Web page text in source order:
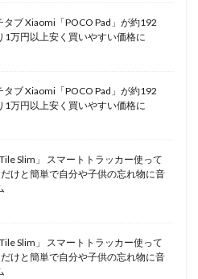
ブ Xiaomi「POCO Pad」が約192
1万円以上安く買いやすい価格に
ブ Xiaomi「POCO Pad」が約192
1万円以上安く買いやすい価格に
Slim」 スマートトラッカー使って
けと簡単で自分や子供の忘れ物に音
Slim」 スマートトラッカー使って
けと簡単で自分や子供の忘れ物に音